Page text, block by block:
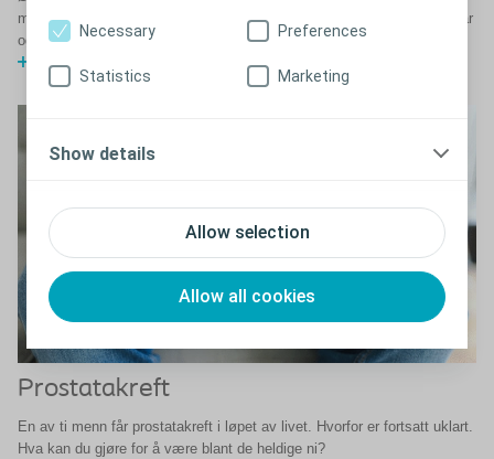
Allow selection
Allow all cookies
Necessary Preferences
Statistics Marketing
Show details
mange andre. Han var bare 6 år gammel, men dagen brua ble åpnet var
også dagen han ble ryggmargsskadet.
Les mer om Øystein
Prostatakreft
En av ti menn får prostatakreft i løpet av livet. Hvorfor er fortsatt uklart.
Hva kan du gjøre for å være blant de heldige ni?